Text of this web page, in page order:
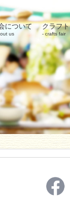
について
us
クラフ
crafts fair